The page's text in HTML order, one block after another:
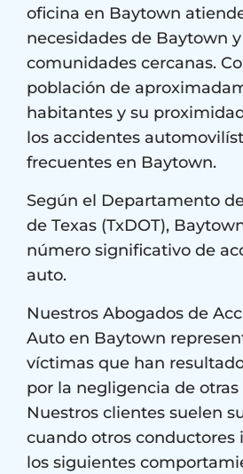
oficina en Baytown
necesidades de Baytown
comunidades cercanas.
población de
habitantes y su
los accidentes
frecuentes en Baytown.
Según el Departamento
de Texas (TxDOT),
número significativo de
auto.
Nuestros Abogados de
Auto en Baytown
víctimas que han
por la negligencia de otras
Nuestros clientes suelen
cuando otros conductores
los siguientes